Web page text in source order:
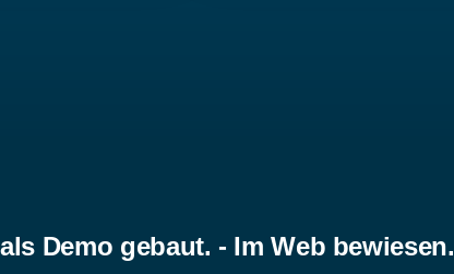
Demo gebaut. - Im Web bewiesen.